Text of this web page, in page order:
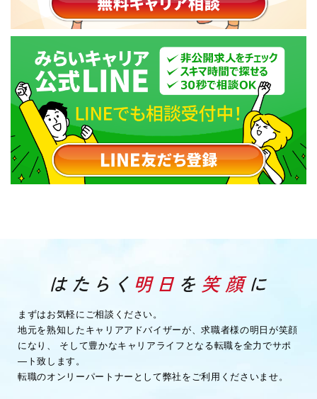
まずはお気軽にご相談ください。
地元を熟知したキャリアアドバイザーが、求職者様の明日が笑顔
になり、
そして豊かなキャリアライフとなる転職を全力でサポ
―ト致します。
転職のオンリーパートナーとして弊社をご利用くださいませ。